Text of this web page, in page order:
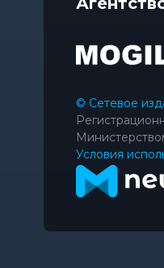
© Сетевое
Условия